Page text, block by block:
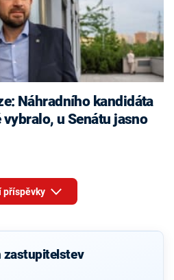
Náhradního kandidáta
u Senátu jasno
příspěvky
zastupitelstev